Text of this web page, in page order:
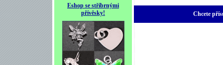
Eshop se stříbrnými
přívěsky!
Chcete